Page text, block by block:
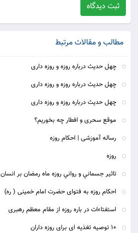
ثبت دیدگاه
مطالب و مقالات مرتبط
چهل حدیث درباره روزه و روزه داری
چهل حدیث درباره روزه و روزه داری
چهل حدیث درباره روزه و روزه داری
موقع سحری و افطار چه بخوریم؟
رساله آموزشی | احکام روزه
روزه
تاثير جسماني و رواني روزه ماه رمضان بر انسان
احکام روزه به فتوای حضرت امام خمینی ( ره)
استفتاءات در باره روزه از مقام معظم رهبری
10 توصیه تغذیه ای برای روزه داران